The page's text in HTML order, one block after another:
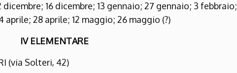
dicembre; 16 dicembre; 13 gennaio; 27 gennaio; 3 febbraio;
aprile; 28 aprile; 12 maggio; 26 maggio (?)
IV ELEMENTARE
(via Solteri, 42)